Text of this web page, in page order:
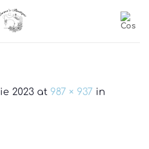
2023 at 987 × 937 in